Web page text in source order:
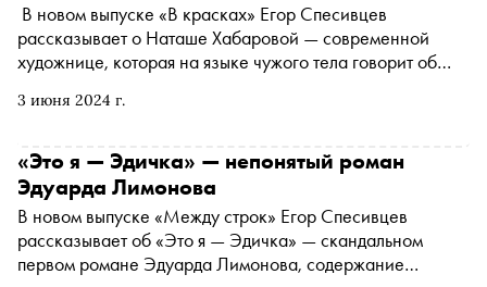
3 июня 2024 г.
В новом выпуске «В красках» Егор Спесивцев
рассказывает о Наташе Хабаровой — современной
художнице, которая на языке чужого тела говорит об
«Это я — Эдичка» — непонятый роман
Эдуарда Лимонова
В новом выпуске «Между строк» Егор Спесивцев
рассказывает об «Это я — Эдичка» — скандальном
первом романе Эдуарда Лимонова, содержание